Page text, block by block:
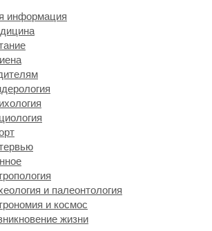
информация
и палеонтология
и космос
жизни